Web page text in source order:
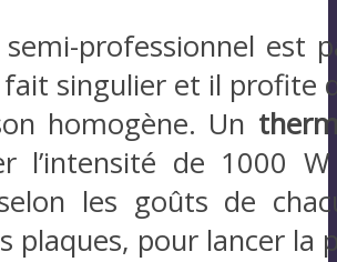
professionnel est
singulier et il profite
homogène. Un
l’intensité de 1000
les goûts de
plaques, pour lancer la